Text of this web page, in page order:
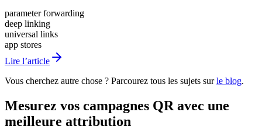
parameter forwarding
deep linking
universal links
app stores
Lire l’article
Vous cherchez autre chose ? Parcourez tous les sujets sur le blog.
Mesurez vos campagnes QR avec une
meilleure attribution